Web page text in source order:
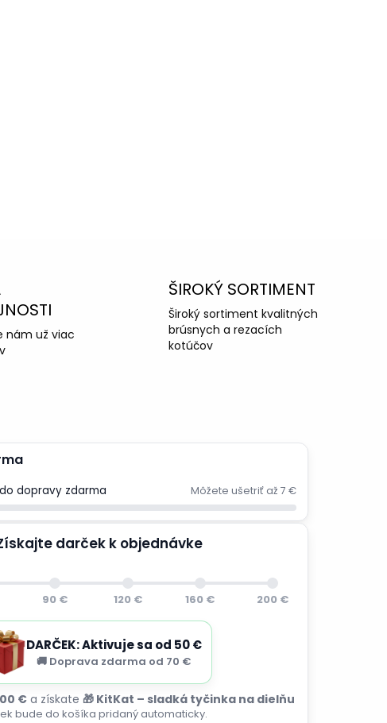
nám už viac
ŠIROKÝ SORTIMENT
Široký sortiment kvalitných
brúsnych a rezacích
kotúčov
do dopravy zdarma Môžete ušetriť až 7 €
darček k objednávke
90 € 120 € 160 € 200 €
DARČEK: Aktivuje sa od 50 €
🚚 Doprava zdarma od 70 €
€ a získate 🎁 KitKat – sladká tyčinka na dielňu
bude do košíka pridaný automaticky.